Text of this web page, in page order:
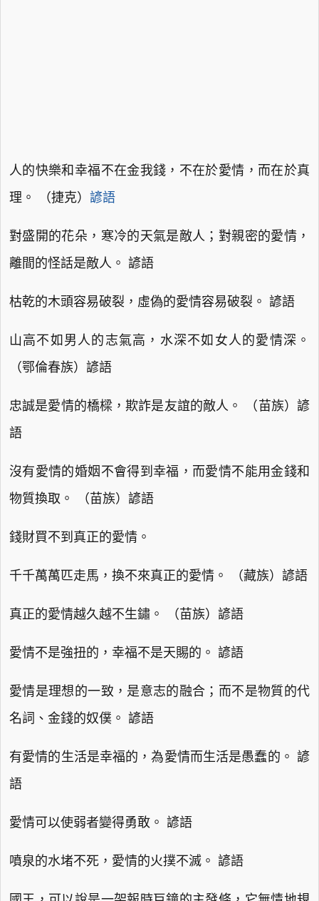
人的快樂和幸福不在金我錢，不在於愛情，而在於真
理。 （捷克） 諺語
對盛開的花朵，寒冷的天氣是敵人；對親密的愛情，
離間的怪話是敵人。 諺語
枯乾的木頭容易破裂，虛偽的愛情容易破裂。 諺語
山高不如男人的志氣高，水深不如女人的愛情深。
（鄂倫春族）諺語
忠誠是愛情的橋樑，欺詐是友誼的敵人。 （苗族）諺
語
沒有愛情的婚姻不會得到幸福，而愛情不能用金錢和
物質換取。 （苗族）諺語
錢財買不到真正的愛情。
千千萬萬匹走馬，換不來真正的愛情。 （藏族）諺語
真正的愛情越久越不生鏽。 （苗族）諺語
愛情不是強扭的，幸福不是天賜的。 諺語
愛情是理想的一致，是意志的融合；而不是物質的代
名詞、金錢的奴僕。 諺語
有愛情的生活是幸福的，為愛情而生活是愚蠢的。 諺
語
愛情可以使弱者變得勇敢。 諺語
噴泉的水堵不死，愛情的火撲不滅。 諺語